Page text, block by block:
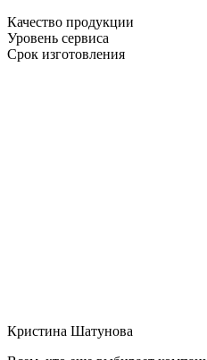
Качество продукции
Уровень сервиса
Срок изготовления
Кристина Шатунова